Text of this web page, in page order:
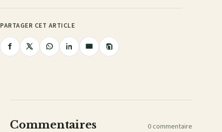
PARTAGER CET ARTICLE
PartagerPartagerPartagerPartagerPartager
Copier
le
Commentaires 0 commentaire